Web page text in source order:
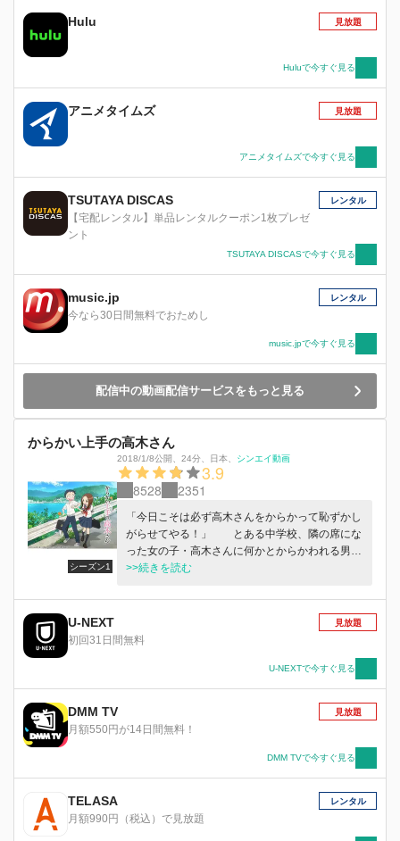
Hulu 見放題
Huluで今すぐ見る
アニメタイムズ 見放題
アニメタイムズで今すぐ見る
TSUTAYA DISCAS
【宅配レンタル】単品レンタルクーポン1枚プレゼ
ント
レンタル
TSUTAYA DISCASで今すぐ見る
music.jp
今なら30日間無料でおためし
レンタル
music.jpで今すぐ見る
配信中の動画配信サービスをもっと見る
からかい上手の高木さん
シーズン1
2018/1/8公開 24分 日本 シンエイ動画
3.9
8528 2351
「今日こそは必ず高木さんをからかって恥ずかし
がらせてやる！」 とある中学校、隣の席にな
った女の子・高木さんに何かとからかわれる男の
子・西片。高木さんをからかい返そうと日々奮闘
い”青春バトルがスタート！
>>続きを読む
U-NEXT
初回31日間無料
見放題
U-NEXTで今すぐ見る
DMM TV
月額550円が14日間無料！
見放題
DMM TVで今すぐ見る
TELASA
月額990円（税込）で見放題
レンタル